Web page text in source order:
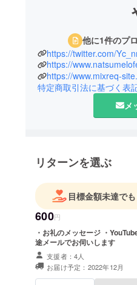
他に1件のプ
https://twitter.com/
https://
https://www.mixreq-
特定商取引法に基づく表
メ
リターンを選ぶ
目標金額未達で
600円
・お礼のメッセージ ・YouTube表彰対象権 ※リタ
途メールでお伺いします
支援者：4人
お届け予定：2022年12月